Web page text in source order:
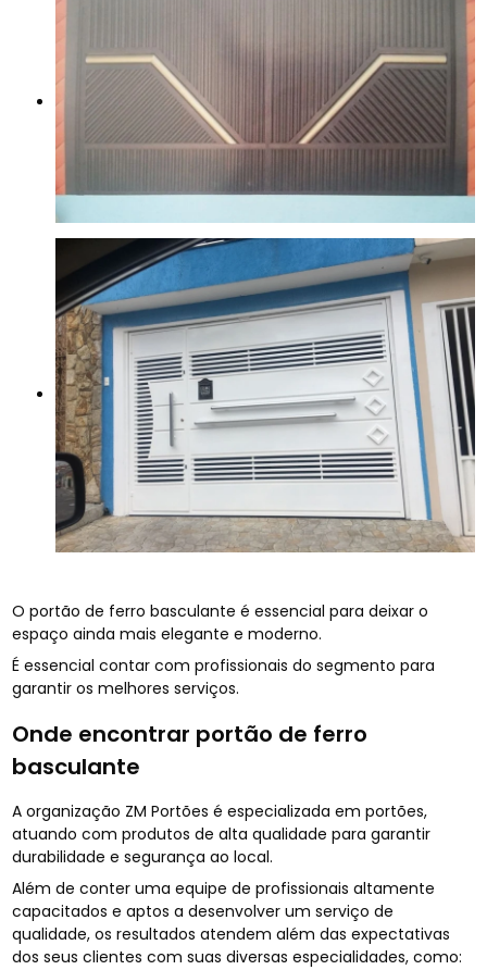
O portão de ferro basculante é essencial para deixar o
espaço ainda mais elegante e moderno.
É essencial contar com profissionais do segmento para
garantir os melhores serviços.
Onde encontrar portão de ferro
basculante
A organização ZM Portões é especializada em portões,
atuando com produtos de alta qualidade para garantir
durabilidade e segurança ao local.
Além de conter uma equipe de profissionais altamente
capacitados e aptos a desenvolver um serviço de
qualidade, os resultados atendem além das expectativas
dos seus clientes com suas diversas especialidades, como: